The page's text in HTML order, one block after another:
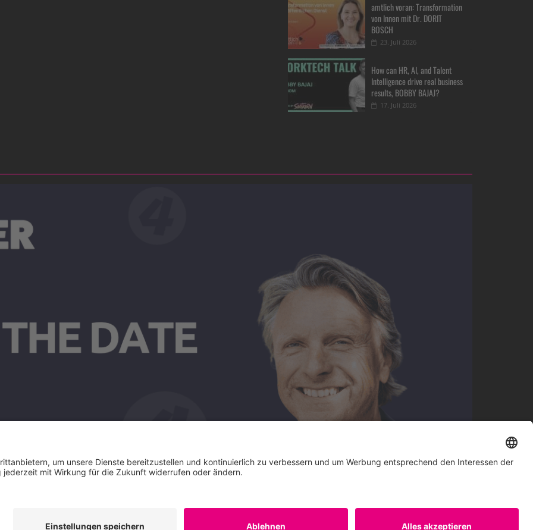
amtlich voran: Transformation
von Innen mit Dr. DORIT
BOSCH
23. Juli 2026
How can HR, AI, and Talent
Intelligence drive real business
results, BOBBY BAJAJ?
17. Juli 2026